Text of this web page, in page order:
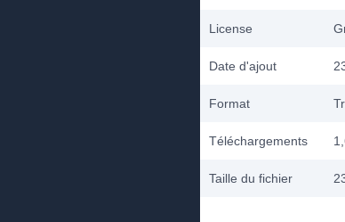
License
Date d'ajout
Format
Téléchargements
Taille du fichier